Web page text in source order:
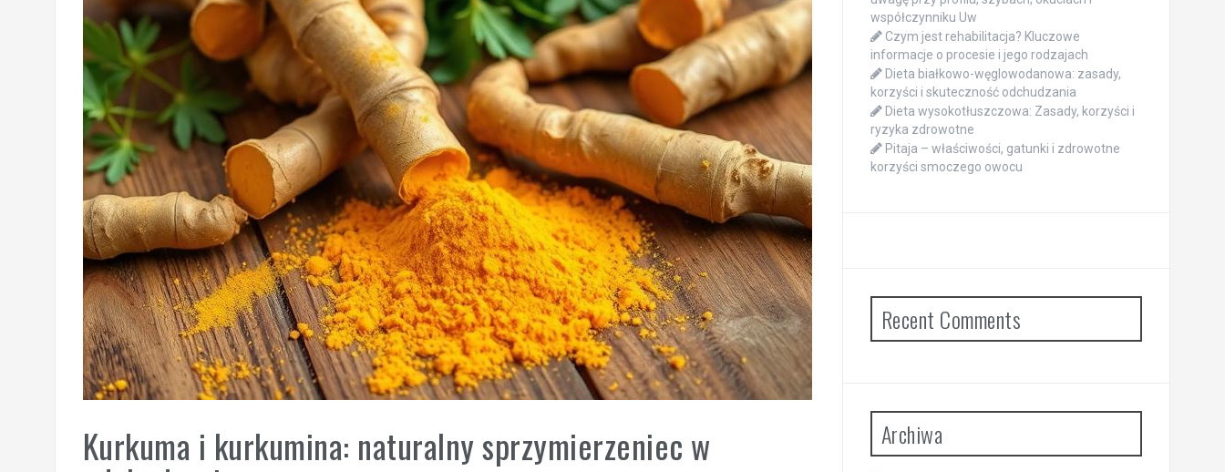
Kurkuma i kurkumina: naturalny sprzymierzeniec w
współczynniku Uw
Czym jest rehabilitacja? Kluczowe
informacje o procesie i jego rodzajach
Dieta białkowo-węglowodanowa: zasady,
korzyści i skuteczność odchudzania
Dieta wysokotłuszczowa: Zasady, korzyści i
ryzyka zdrowotne
Pitaja – właściwości, gatunki i zdrowotne
korzyści smoczego owocu
Recent Comments
Archiwa